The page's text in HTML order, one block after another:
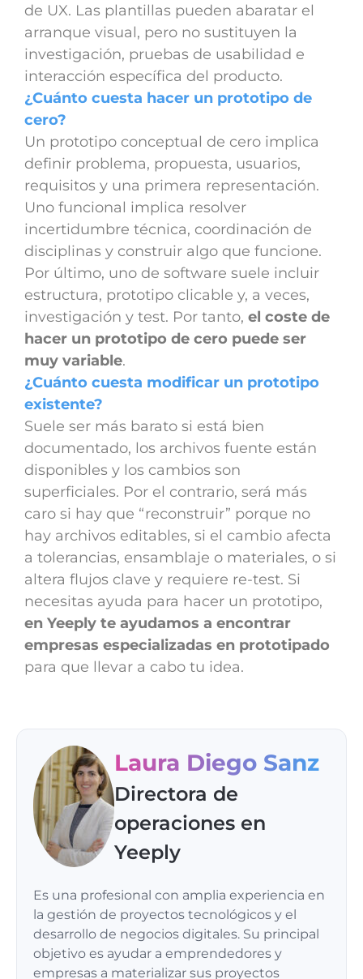
de UX. Las plantillas pueden abaratar el
arranque visual, pero no sustituyen la
investigación, pruebas de usabilidad e
interacción específica del producto.
¿Cuánto cuesta hacer un prototipo de
cero?
Un prototipo conceptual de cero implica
definir problema, propuesta, usuarios,
requisitos y una primera representación.
Uno funcional implica resolver
incertidumbre técnica, coordinación de
disciplinas y construir algo que funcione.
Por último, uno de software suele incluir
estructura, prototipo clicable y, a veces,
investigación y test. Por tanto, el coste de
hacer un prototipo de cero puede ser
muy variable.
¿Cuánto cuesta modificar un prototipo
existente?
Suele ser más barato si está bien
documentado, los archivos fuente están
disponibles y los cambios son
superficiales. Por el contrario, será más
caro si hay que “reconstruir” porque no
hay archivos editables, si el cambio afecta
a tolerancias, ensamblaje o materiales, o si
altera flujos clave y requiere re-test. Si
necesitas ayuda para hacer un prototipo,
en Yeeply te ayudamos a encontrar
empresas especializadas en prototipado
para que llevar a cabo tu idea.
Laura Diego Sanz
Directora de
operaciones en
Yeeply
Es una profesional con amplia experiencia en
la gestión de proyectos tecnológicos y el
desarrollo de negocios digitales. Su principal
objetivo es ayudar a emprendedores y
empresas a materializar sus proyectos